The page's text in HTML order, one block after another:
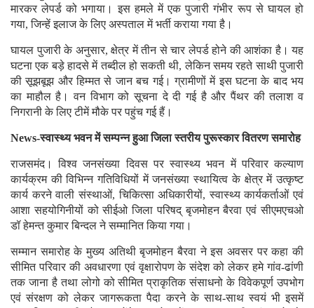
मारकर लेपर्ड को भगाया। इस हमले में एक पुजारी गंभीर रूप से घायल हो
गया, जिन्हें इलाज के लिए अस्पताल में भर्ती कराया गया है।
घायल पुजारी के अनुसार, क्षेत्र में तीन से चार लेपर्ड होने की आशंका है। यह
घटना एक बड़े हादसे में तब्दील हो सकती थी, लेकिन समय रहते साथी पुजारी
की सूझबूझ और हिम्मत से जान बच गई। ग्रामीणों में इस घटना के बाद भय
का माहौल है। वन विभाग को सूचना दे दी गई है और पैंथर की तलाश व
निगरानी के लिए टीमें मौके पर पहुंच गई हैं।
News-स्वास्थ्य भवन में सम्पन्न हुआ जिला स्तरीय पुरूस्कार वितरण समारोह
राजसमंद। विश्व जनसंख्या दिवस पर स्वास्थ्य भवन में परिवार कल्याण
कार्यक्रम की विभिन्न गतिविधियों में जनसंख्या स्थायित्व के क्षेत्र में उत्कृष्ट
कार्य करने वाली संस्थाओं, चिकित्सा अधिकारीयों, स्वास्थ्य कार्यकर्ताओं एवं
आशा सहयोगिनीयों को सीईओ जिला परिषद् बृजमोहन बैरवा एवं सीएमएचओ
डॉ हेमन्त कुमार बिन्दल ने सम्मानित किया गया।
सम्मान समारोह के मुख्य अतिथी बृजमोहन बैरवा ने इस अवसर पर कहा की
सीमित परिवार की अवधारणा एवं वृक्षारोपण के संदेश को लेकर हमे गांव-ढांणी
तक जाना है तथा लोगो को सीमित प्राकृतिक संसाधनो के विवेकपूर्ण उपभोग
एवं संरक्षण को लेकर जागरूकता पैदा करने के साथ-साथ स्वयं भी इसमें